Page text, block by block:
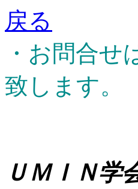
戻る
・お問合せ
致します。
ＵＭＩＮ学